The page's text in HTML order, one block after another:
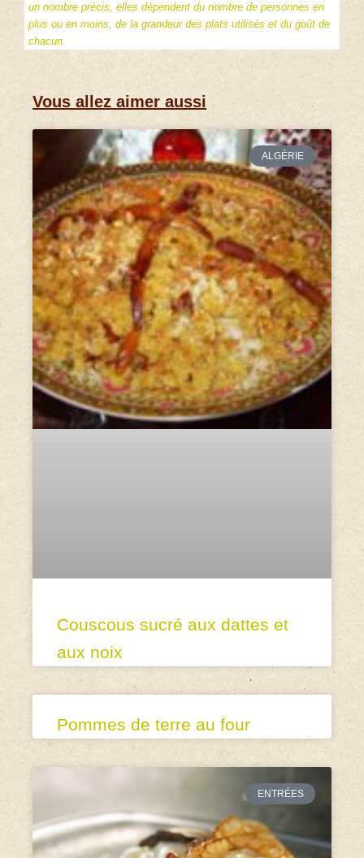
un nombre précis, elles dépendent du nombre de personnes en
plus ou en moins, de la grandeur des plats utilisés et du goût de
chacun.
Vous allez aimer aussi
ALGÉRIE
Couscous sucré aux dattes et
aux noix
Pommes de terre au four
ENTRÉES